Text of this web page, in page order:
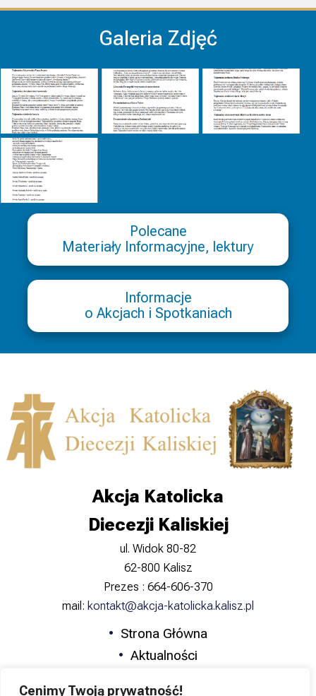
Cenimy Twoją prywatność!
Galeria Zdjęć
Polecane
Materiały Informacyjne, lektury
Informacje
o Akcjach i Spotkaniach
Akcja Katolicka
Diecezji Kaliskiej
ul. Widok 80-82
62-800 Kalisz
Prezes : 664-606-370
mail: kontakt@akcja-katolicka.kalisz.pl
Strona Główna
Aktualności